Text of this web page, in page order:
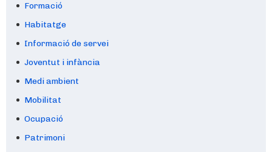
Formació
Habitatge
Informació de servei
Joventut i infància
Medi ambient
Mobilitat
Ocupació
Patrimoni